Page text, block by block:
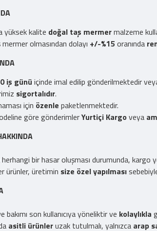
yüksek kalite doğal taş mermermalzeme
olmasından dolayı +/-%15 oranında
iş günü içinde imal edilip gönderilmektedir
sigortalıdır.
için özenle paketlenmektedir.
göre gönderimlerYurtiçi Kargo veya
bir hasar oluşması durumunda, kargo
ürünler, üretimin size özel yapılması
bakımı son kullanıcıya yöneliktir ve kolaylıkla
asitli ürünleruzak tutulmalı, yalnızca arap